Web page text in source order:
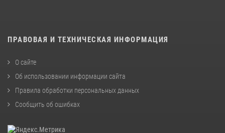
ПРАВОВАЯ И ТЕХНИЧЕСКАЯ ИНФОРМАЦИЯ
О сайте
Об использовании информации сайта
Правила обработки персональных данных
Сообщить об ошибках